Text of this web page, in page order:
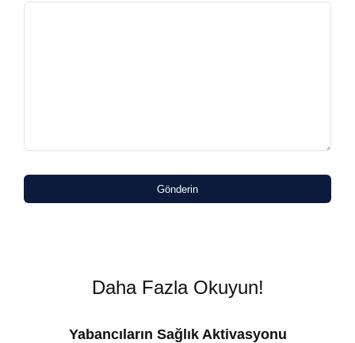
Gönderin
Daha Fazla Okuyun!
Yabancıların Sağlık Aktivasyonu